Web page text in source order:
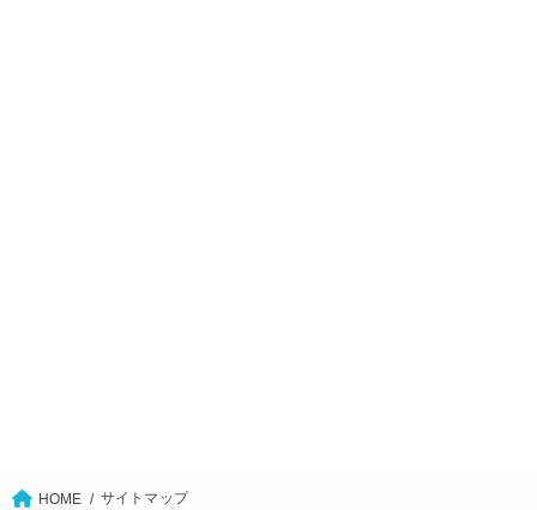
HOME サイトマップ